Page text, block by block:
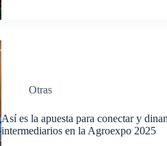
Otras
Así es la apuesta para conectar y
intermediarios en la Agroexpo 2025